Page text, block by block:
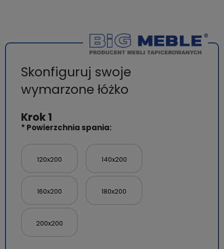
Skonfiguruj swoje
wymarzone łóżko
* Powierzchnia spania:
120x200 140x200
160x200 180x200
200x200